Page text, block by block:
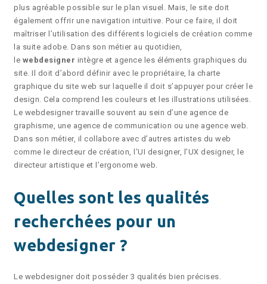
plus agréable possible sur le plan visuel. Mais, le site doit
également offrir une navigation intuitive. Pour ce faire, il doit
maîtriser l’utilisation des différents logiciels de création comme
la suite adobe. Dans son métier au quotidien,
le webdesigner intègre et agence les éléments graphiques du
site. Il doit d’abord définir avec le propriétaire, la charte
graphique du site web sur laquelle il doit s’appuyer pour créer le
design. Cela comprend les couleurs et les illustrations utilisées.
Le webdesigner travaille souvent au sein d’une agence de
graphisme, une agence de communication ou une agence web.
Dans son métier, il collabore avec d’autres artistes du web
comme le directeur de création, l’UI designer, l’UX designer, le
directeur artistique et l’ergonome web.
Quelles sont les qualités
recherchées pour un
webdesigner ?
Le webdesigner doit posséder 3 qualités bien précises.